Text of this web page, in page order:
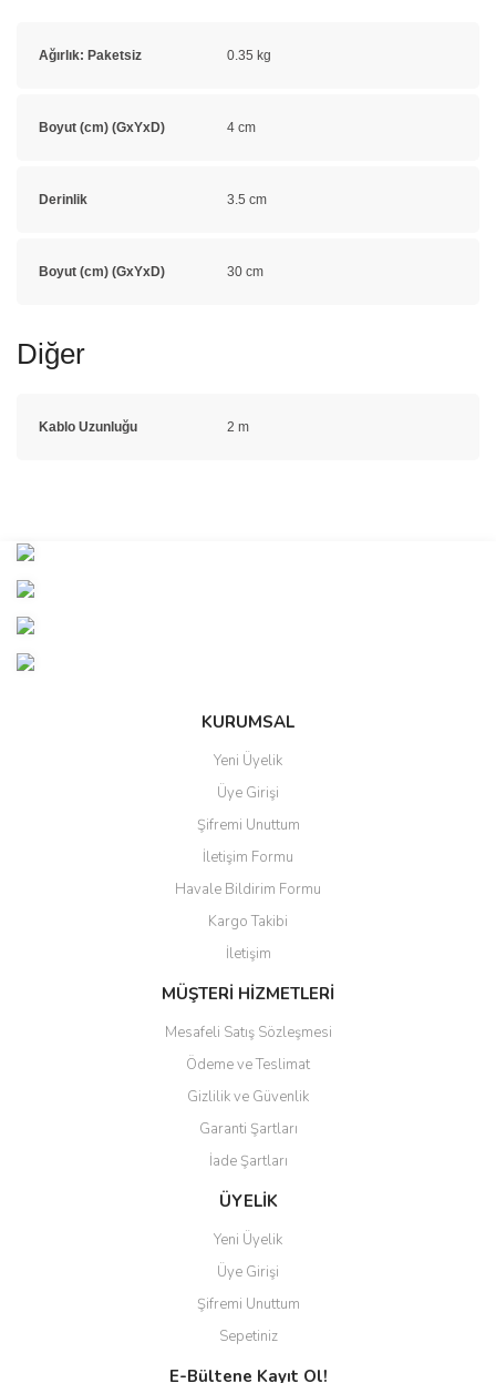
Ağırlık: Paketsiz 0.35 kg
Boyut (cm) (GxYxD) 4 cm
Derinlik 3.5 cm
Boyut (cm) (GxYxD) 30 cm
Diğer
Kablo Uzunluğu 2 m
konularda yetersiz gördüğünüz noktaları öneri formunu kullanarak
Görüş ve önerileriniz için teşekkür ederiz.
Ürün bilgilerinde hatalar bulunuyor.
Gönder
KURUMSAL
Yeni Üyelik
Üye Girişi
Şifremi Unuttum
İletişim Formu
Havale Bildirim Formu
Kargo Takibi
İletişim
MÜŞTERİ HİZMETLERİ
Mesafeli Satış Sözleşmesi
Ödeme ve Teslimat
Gizlilik ve Güvenlik
Garanti Şartları
İade Şartları
ÜYELİK
Yeni Üyelik
Üye Girişi
Şifremi Unuttum
Sepetiniz
E-Bültene Kayıt Ol!